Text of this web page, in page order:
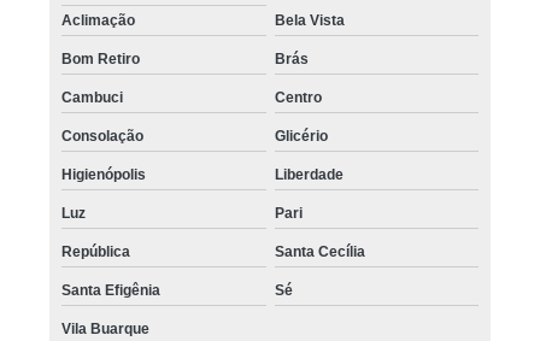
Aclimação
Bela Vista
Bom Retiro Brás
Cambuci Centro
Consolação Glicério
Higienópolis Liberdade
Luz Pari
República Santa Cecília
Santa Efigênia Sé
Vila Buarque